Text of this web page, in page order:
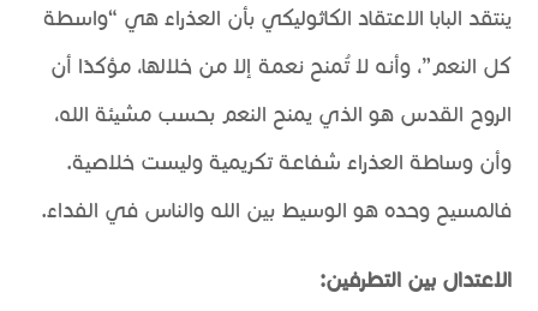
ينتقد البابا الاعتقاد الكاثوليكي بأن العذراء هي “واسطة
كل النعم”، وأنه لا تُمنح نعمة إلا من خلالها، مؤكدًا أن
الروح القدس هو الذي يمنح النعم بحسب مشيئة الله،
وأن وساطة العذراء شفاعة تكريمية وليست خلاصية.
فالمسيح وحده هو الوسيط بين الله والناس في الفداء.
الاعتدال بين التطرفين: